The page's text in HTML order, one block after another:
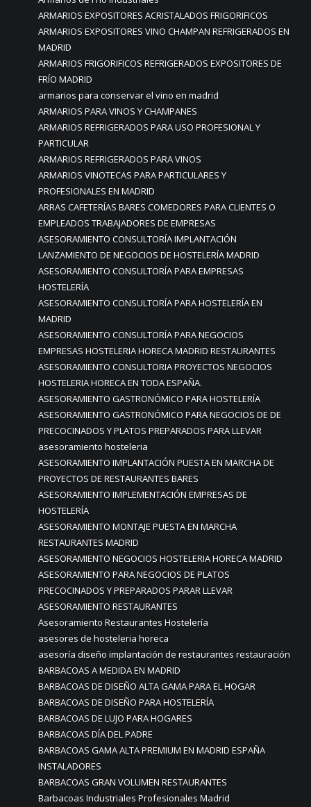
ARMARIOS EXPOSITORES ACRISTALADOS FRIGORIFICOS
ARMARIOS EXPOSITORES VINO CHAMPAN REFRIGERADOS EN
MADRID
ARMARIOS FRIGORIFICOS REFRIGERADOS EXPOSITORES DE
FRÍO MADRID
armarios para conservar el vino en madrid
ARMARIOS PARA VINOS Y CHAMPANES
ARMARIOS REFRIGERADOS PARA USO PROFESIONAL Y
PARTICULAR
ARMARIOS REFRIGERADOS PARA VINOS
ARMARIOS VINOTECAS PARA PARTICULARES Y
PROFESIONALES EN MADRID
ARRAS CAFETERÍAS BARES COMEDORES PARA CLIENTES O
EMPLEADOS TRABAJADORES DE EMPRESAS
ASESORAMIENTO CONSULTORÍA IMPLANTACIÓN
LANZAMIENTO DE NEGOCIOS DE HOSTELERÍA MADRID
ASESORAMIENTO CONSULTORÍA PARA EMPRESAS
HOSTELERÍA
ASESORAMIENTO CONSULTORÍA PARA HOSTELERÍA EN
MADRID
ASESORAMIENTO CONSULTORÍA PARA NEGOCIOS
EMPRESAS HOSTELERIA HORECA MADRID RESTAURANTES
ASESORAMIENTO CONSULTORIA PROYECTOS NEGOCIOS
HOSTELERIA HORECA EN TODA ESPAÑA.
ASESORAMIENTO GASTRONÓMICO PARA HOSTELERÍA
ASESORAMIENTO GASTRONÓMICO PARA NEGOCIOS DE DE
PRECOCINADOS Y PLATOS PREPARADOS PARA LLEVAR
asesoramiento hosteleria
ASESORAMIENTO IMPLANTACIÓN PUESTA EN MARCHA DE
PROYECTOS DE RESTAURANTES BARES
ASESORAMIENTO IMPLEMENTACIÓN EMPRESAS DE
HOSTELERÍA
ASESORAMIENTO MONTAJE PUESTA EN MARCHA
RESTAURANTES MADRID
ASESORAMIENTO NEGOCIOS HOSTELERIA HORECA MADRID
ASESORAMIENTO PARA NEGOCIOS DE PLATOS
PRECOCINADOS Y PREPARADOS PARAR LLEVAR
ASESORAMIENTO RESTAURANTES
Asesoramiento Restaurantes Hostelería
asesores de hosteleria horeca
asesoría diseño implantación de restaurantes restauración
BARBACOAS A MEDIDA EN MADRID
BARBACOAS DE DISEÑO ALTA GAMA PARA EL HOGAR
BARBACOAS DE DISEÑO PARA HOSTELERÍA
BARBACOAS DE LUJO PARA HOGARES
BARBACOAS DÍA DEL PADRE
BARBACOAS GAMA ALTA PREMIUM EN MADRID ESPAÑA
INSTALADORES
BARBACOAS GRAN VOLUMEN RESTAURANTES
Barbacoas Industriales Profesionales Madrid